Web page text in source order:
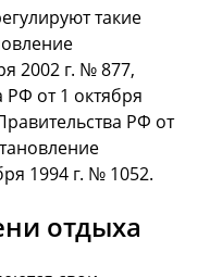
такие
2002 г. № 877,
РФ от 1 октября
РФ от
1994 г. № 1052.
отдыха